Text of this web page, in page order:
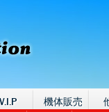
V.I.P 機体販売